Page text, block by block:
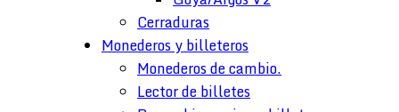
Cerraduras
Monederos y billeteros
Monederos de cambio.
Lector de billetes